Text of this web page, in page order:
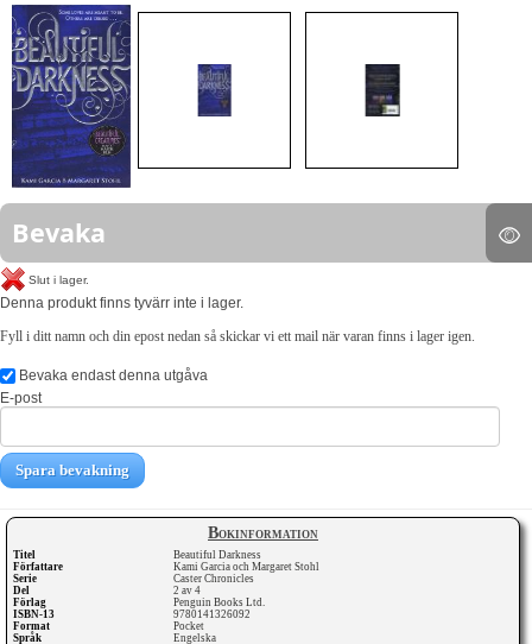
Bokinformation
Titel
Beautiful Darkness
Författare
Kami Garcia och Margaret Stohl
Serie
Caster Chronicles
Del
2 av 4
Förlag
Penguin Books Ltd.
ISBN-13
9780141326092
Format
Pocket
Språk
Engelska
Bevaka
Slut i lager.
Denna produkt finns tyvärr inte i lager.
Fyll i ditt namn och din epost nedan så skickar vi ett mail när varan finns i lager igen.
Bevaka endast denna utgåva
E-post
Spara bevakning